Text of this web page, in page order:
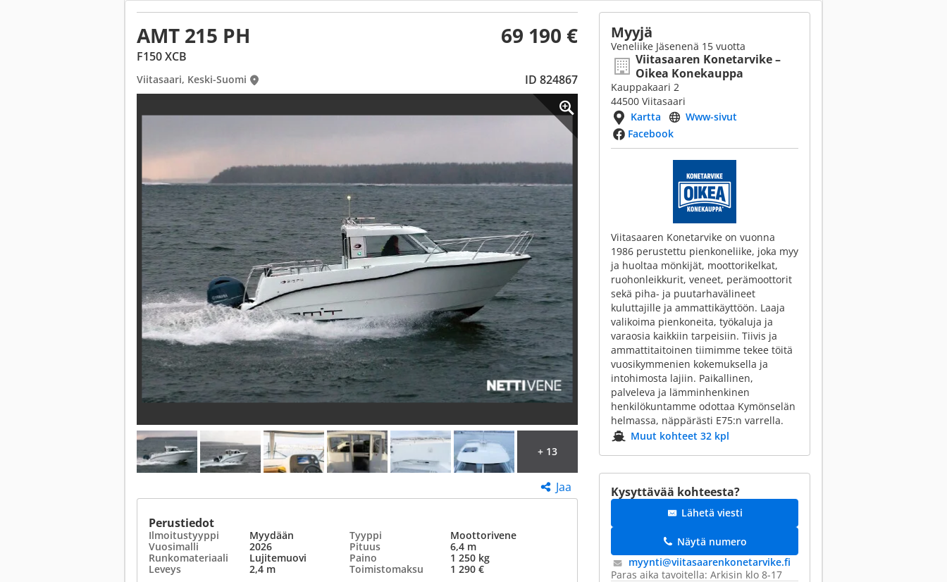
AMT 215 PH 69 190 €
F150 XCB
Viitasaari, Keski-Suomi ID 824867
+ 13
Jaa
Perustiedot
Ilmoitustyyppi Myydään Tyyppi
Moottorivene
Vuosimalli
2026 Pituus
6,4 m
Runkomateriaali
Lujitemuovi Paino
1 250 kg
Leveys
2,4 m Toimistomaksu 1 290 €
Myyjä
Veneliike Jäsenenä 15 vuotta
Viitasaaren Konetarvike –
Oikea Konekauppa
Kauppakaari 2
44500 Viitasaari
Kartta
Www-sivut
Facebook
Viitasaaren Konetarvike on vuonna
1986 perustettu pienkoneliike, joka myy
ja huoltaa mönkijät, moottorikelkat,
ruohonleikkurit, veneet, perämoottorit
sekä piha- ja puutarhavälineet
kuluttajille ja ammattikäyttöön. Laaja
valikoima pienkoneita, työkaluja ja
varaosia kaikkiin tarpeisiin. Tiivis ja
ammattitaitoinen tiimimme tekee töitä
vuosikymmenien kokemuksella ja
intohimosta lajiin. Paikallinen,
palveleva ja lämminhenkinen
henkilökuntamme odottaa Kymönselän
helmassa, näppärästi E75:n varrella.
Muut kohteet 32 kpl
Kysyttävää kohteesta?
Lähetä viesti
Näytä numero
myynti@​viitasaarenkonetarvike.fi
Paras aika tavoitella: Arkisin klo 8-17